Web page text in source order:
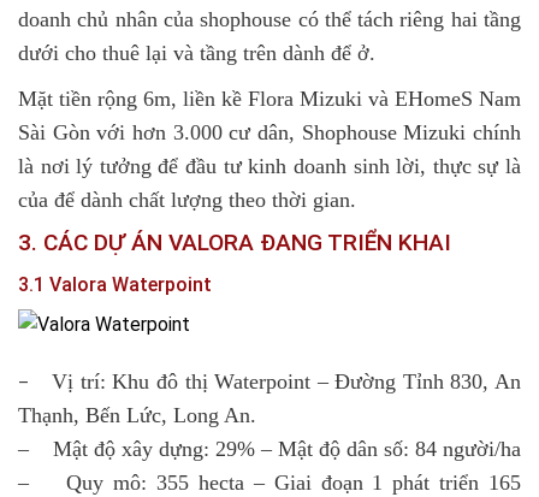
doanh chủ nhân của shophouse có thể tách riêng hai tầng
dưới cho thuê lại và tầng trên dành để ở.
Mặt tiền rộng 6m, liền kề Flora Mizuki và EHomeS Nam
Sài Gòn với hơn 3.000 cư dân, Shophouse Mizuki chính
là nơi lý tưởng để đầu tư kinh doanh sinh lời, thực sự là
của để dành chất lượng theo thời gian.
3. CÁC DỰ ÁN VALORA ĐANG TRIỂN KHAI
3.1 Valora Waterpoint
–
Vị trí: Khu đô thị Waterpoint – Đường Tỉnh 830, An
Thạnh, Bến Lức, Long An.
– Mật độ xây dựng: 29% – Mật độ dân số: 84 người/ha
– Quy mô: 355 hecta – Giai đoạn 1 phát triển 165